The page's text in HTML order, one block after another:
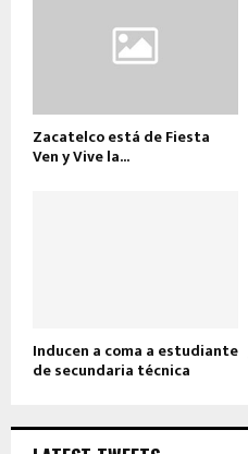
Zacatelco está de Fiesta
Ven y Vive la...
Inducen a coma a estudiante
de secundaria técnica